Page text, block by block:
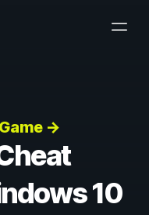
→
10